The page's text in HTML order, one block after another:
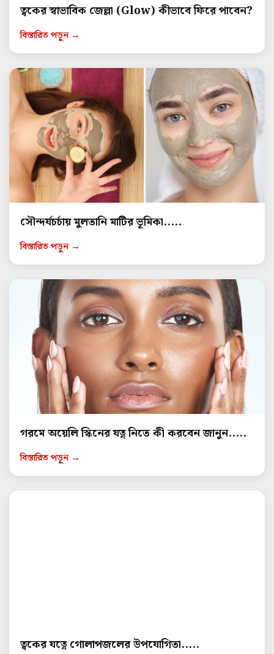
ত্বকের স্বাভাবিক জেল্লা (Glow) কীভাবে ফিরে পাবেন?
বিস্তারিত পড়ুন →
সৌন্দর্যচর্চায় মুলতানি মাটির ভূমিকা.....
বিস্তারিত পড়ুন →
গরমে অয়েলি স্কিনের যত্ন নিতে কী করবেন জানুন.....
বিস্তারিত পড়ুন →
ত্বকের যত্নে গোলাপজলের উপযোগিতা.....